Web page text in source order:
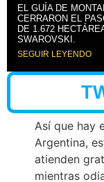
EL GUÍA DE
CERRARON EL
DE 1.672
SWAROVSKI.
SEGUIR LEYENDO
Así que hay
Argentina,
atienden
mientras